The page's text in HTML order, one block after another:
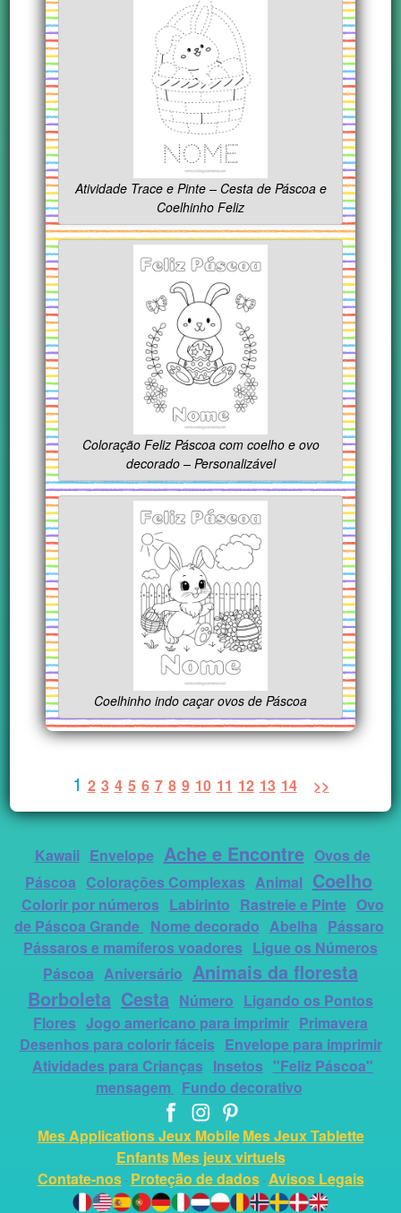
Atividade Trace e Pinte – Cesta de Páscoa e
Coelhinho Feliz
Coloração Feliz Páscoa com coelho e ovo
decorado – Personalizável
Coelhinho indo caçar ovos de Páscoa
1 2 3 4 5 6 7 8 9 10 11 12 13 14 >>
Kawaii Envelope Ache e Encontre Ovos de
Páscoa Colorações Complexas Animal Coelho
Colorir por números Labirinto Rastreie e Pinte Ovo
de Páscoa Grande Nome decorado Abelha Pássaro
Pássaros e mamíferos voadores Ligue os Números
Páscoa Aniversário Animais da floresta
Borboleta Cesta Número Ligando os Pontos
Flores Jogo americano para imprimir Primavera
Desenhos para colorir fáceis Envelope para imprimir
Atividades para Crianças Insetos "Feliz Páscoa"
mensagem
Fundo decorativo
Mes Applications Jeux MobileMes Jeux Tablette
EnfantsMes jeux virtuels
Contate-nos- Proteção de dados-Avisos Legais